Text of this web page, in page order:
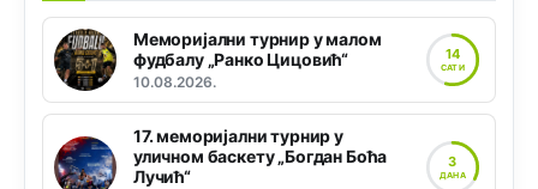
Меморијални турнир у малом
фудбалу „Ранко Цицовић“
10.08.2026.
14
САТИ
17. меморијални турнир у
уличном баскету „Богдан Боћа
Лучић“
3
ДАНА